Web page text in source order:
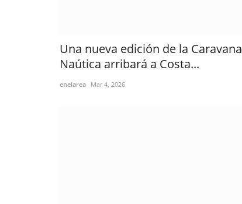
Una nueva edición de la Caravana
Naútica arribará a Costa...
enelarea Mar 4, 2026